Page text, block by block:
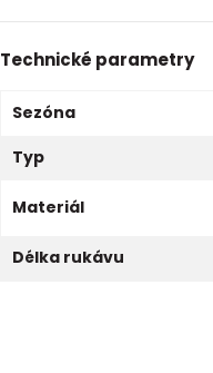
Technické parametry
Sezóna
Typ
Materiál
Délka rukávu